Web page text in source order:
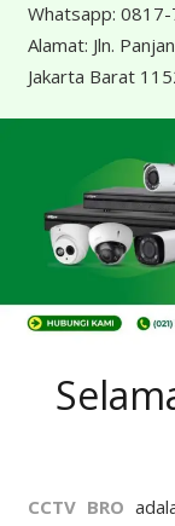
Whatsapp:
Alamat: Jln.
Jakarta Barat
CCTV BRO